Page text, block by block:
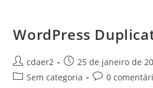
WordPress
Autor
do
cdaer2
Post
publicado:
25 de janeiro de
Categoria
Sem categoria
Comentários
0